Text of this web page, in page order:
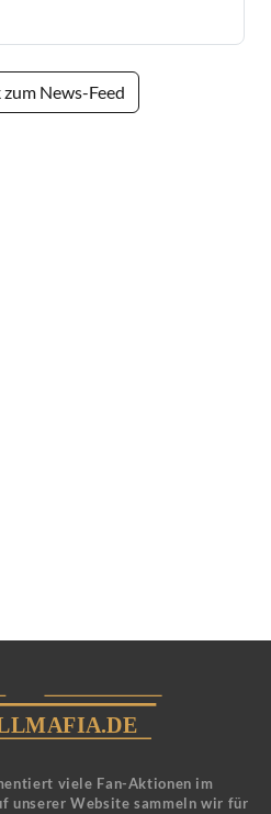
News-Feed
viele Fan-Aktionen im
unserer Website sammeln wir für